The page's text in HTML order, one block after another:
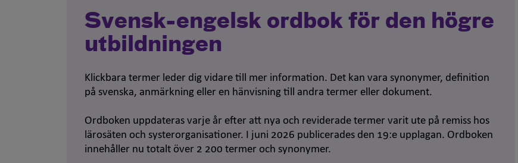
Svensk-engelsk ordbok för den högre
utbildningen
Klickbara termer leder dig vidare till mer information. Det kan vara synonymer, definition
på svenska, anmärkning eller en hänvisning till andra termer eller dokument.
Ordboken uppdateras varje år efter att nya och reviderade termer varit ute på remiss hos
lärosäten och systerorganisationer. I juni 2026 publicerades den 19:e upplagan. Ordboken
innehåller nu totalt över 2 200 termer och synonymer.